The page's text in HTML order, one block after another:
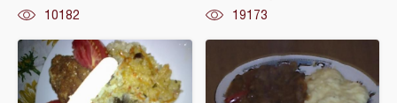
10182 19173